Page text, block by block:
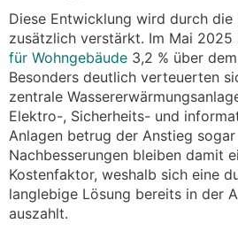
Diese Entwicklung wird durch die
zusätzlich verstärkt. Im Mai 2025
für Wohngebäude 3,2 % über
Besonders deutlich verteuerten
zentrale
Elektro-, Sicherheits- und
Anlagen betrug der Anstieg sogar
Nachbesserungen bleiben damit
Kostenfaktor, weshalb sich eine
langlebige Lösung bereits in der
auszahlt.